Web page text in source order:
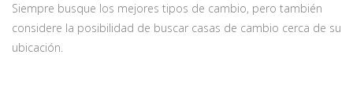
Siempre busque los mejores tipos de cambio, pero también
considere la posibilidad de buscar casas de cambio cerca de su
ubicación.